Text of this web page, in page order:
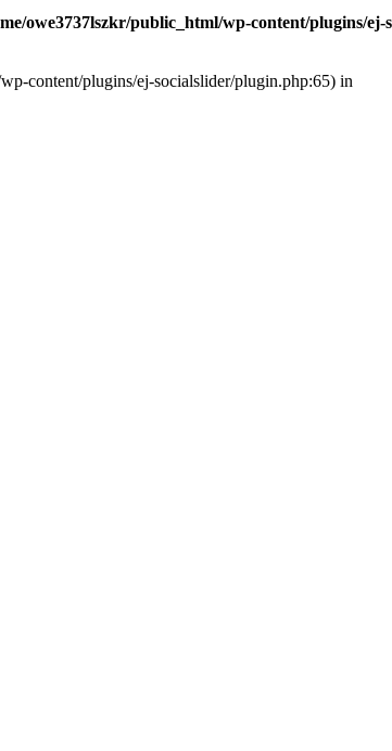
owe3737lszkr/public_html/wp-content/plugins/
content/plugins/ej-socialslider/plugin.php:65) in